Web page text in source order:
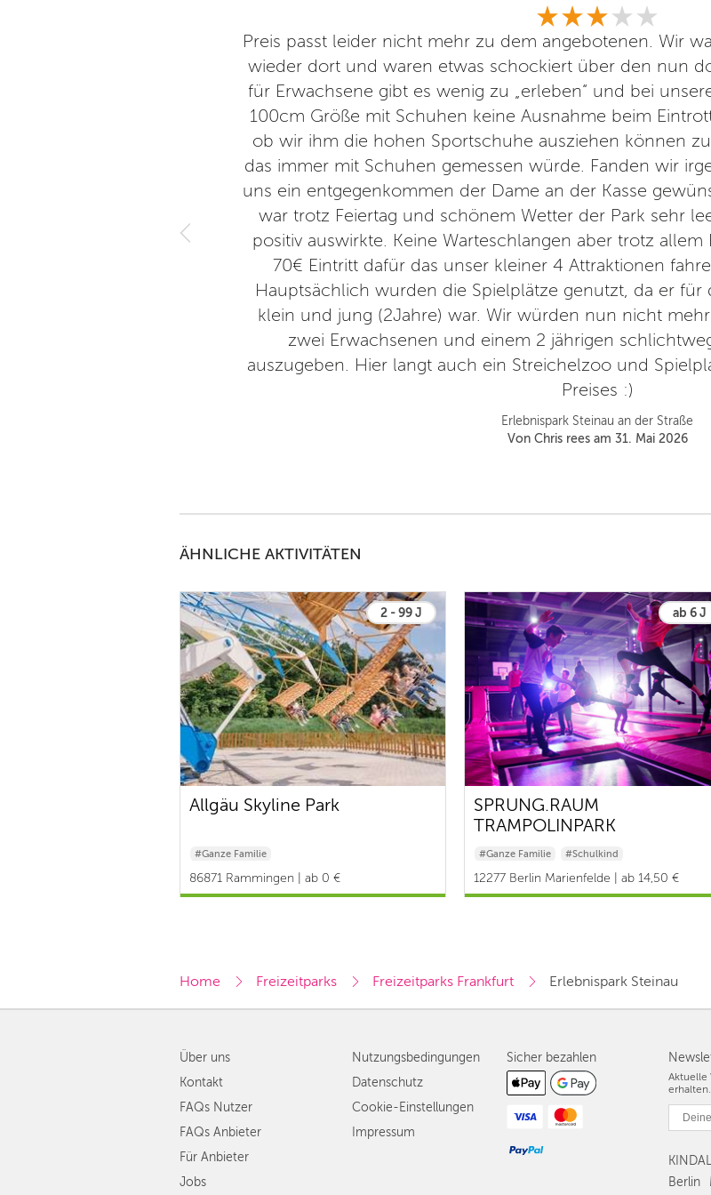
Preis passt leider nicht mehr zu dem angebotenen. Wir
wieder dort und waren etwas schockiert über den nun
für Erwachsene gibt es wenig zu „erleben“ und bei
100cm Größe mit Schuhen keine Ausnahme beim
ob wir ihm die hohen Sportschuhe ausziehen können
das immer mit Schuhen gemessen würde. Fanden wir
uns ein entgegenkommen der Dame an der Kasse
war trotz Feiertag und schönem Wetter der Park sehr
positiv auswirkte. Keine Warteschlangen aber trotz
70€ Eintritt dafür das unser kleiner 4 Attraktionen
Hauptsächlich wurden die Spielplätze genutzt, da er
klein und jung (2Jahre) war. Wir würden nun nicht
zwei Erwachsenen und einem 2 jährigen
auszugeben. Hier langt auch ein Streichelzoo und
Preises :)
Erlebnispark Steinau an der Straße
Von Chris rees am 31. Mai 2026
ÄHNLICHE AKTIVITÄTEN
2 - 99 J
Allgäu Skyline Park
#Ganze Familie
86871 Rammingen | ab 0 €
ab 6 J
SPRUNG.RAUM
TRAMPOLINPARK
#Ganze Familie #Schulkind
12277 Berlin Marienfelde | ab 14,50 €
Home Freizeitparks Freizeitparks Frankfurt Erlebnispark Steinau
Aktuelle
erhalten.
Berlin
Über uns
Kontakt
FAQs Nutzer
FAQs Anbieter
Für Anbieter
Jobs
Nutzungsbedingungen
Datenschutz
Cookie-Einstellungen
Impressum
Sicher bezahlen